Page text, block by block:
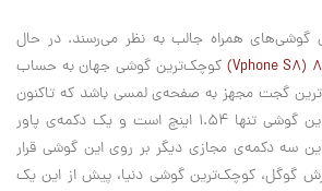
همراه جالب به نظر می‌رسند. در حال
کوچک‌ترین گوشی جهان به حساب
گجت مجهز به صفحه‌ی لمسی باشد که تا‌کنون
دیده‌اید. صفحه نمایش این گوشی تنها ۱.۵۴ اینچ است و یک دکمه‌ی پاور
سه دکمه‌ی مجازی دیگر بر روی این گوشی قرار
گوگل، کوچک‌ترین گوشی دنیا، پیش از این یک